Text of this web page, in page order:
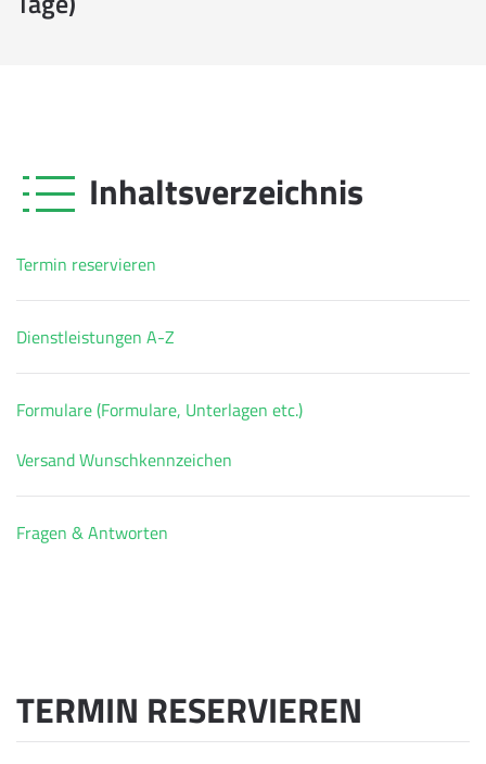
Inhaltsverzeichnis
Termin reservieren
Dienstleistungen A-Z
Formulare (Formulare, Unterlagen etc.)
Versand Wunschkennzeichen
Fragen & Antworten
TERMIN RESERVIEREN